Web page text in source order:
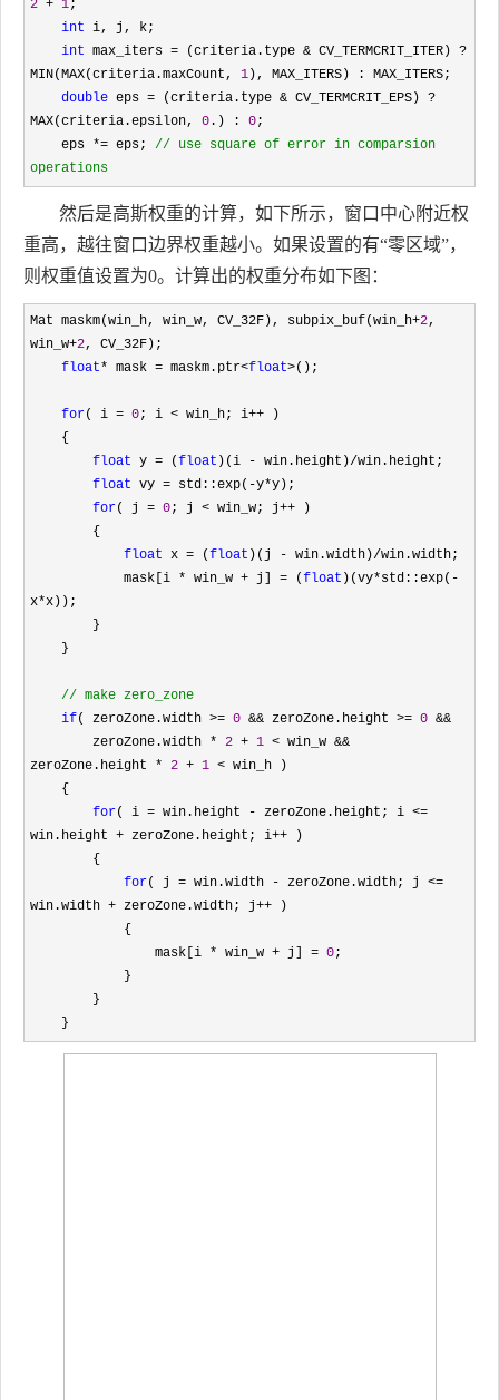
2 + 1;
int i, j, k;
int max_iters = (criteria.type & CV_TERMCRIT_ITER) ?
MIN(MAX(criteria.maxCount, 1 ), MAX_ITERS) : MAX_ITERS;
double eps = (criteria.type & CV_TERMCRIT_EPS) ?
MAX(criteria.epsilon, 0 .) : 0;
    eps
*= eps; // use square of error in comparsion
operations
然后是高斯权重的计算，如下所示，窗口中心附近权
重高，越往窗口边界权重越小。如果设置的有“零区域”，
则权重值设置为0。计算出的权重分布如下图：
Mat maskm(win_h, win_w, CV_32F), subpix_buf(win_h+2,
win_w+2, CV_32F);
float* mask = maskm.ptr<float>();
for( i = 0; i < win_h; i++ )
float y = (float )(i - win.height)/win.height;
float vy = std::exp(-y*y);
for( j = 0; j < win_w; j++ )
float x = (float )(j - win.width)/win.width;
            mask[i
* win_w + j] = (float )(vy*std::exp(-
x*x));
// make zero_zone
if( zeroZone.width >= 0 && zeroZone.height >= 0 &&
        zeroZone.width
* 2 + 1 < win_w &&
zeroZone.height * 2 + 1 < win_h )
for( i = win.height - zeroZone.height; i <=
win.height + zeroZone.height; i++ )
for( j = win.width - zeroZone.width; j <=
win.width + zeroZone.width; j++ )
                mask[i
* win_w + j] = 0;
    }